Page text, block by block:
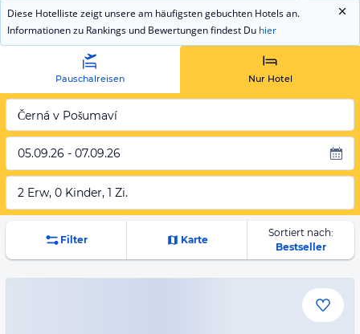
Diese Hotelliste zeigt unsere am häufigsten gebuchten Hotels an.
Informationen zu Rankings und Bewertungen findest Du hier
Pauschalreisen Nur Hotel
Černá v Pošumaví
05.09.26 - 07.09.26
2 Erw, 0 Kinder, 1 Zi.
Filter Karte
Sortiert nach:
Bestseller